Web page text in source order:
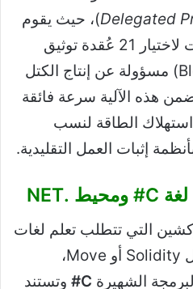
Delegated)، حيث يقوم
بالتصويت لاختيار 21 عُقدة توثيق
رئيسية (Block Producers) مسؤولة عن إنتاج الكتل
هذه الآلية سرعة فائقة
الطاقة لنسب
إثبات العمل التقليدية.
التي تتطلب تعلم لغات
برمجية معقدة وجديدة مثل Solidity أو Move،
C# وتستند